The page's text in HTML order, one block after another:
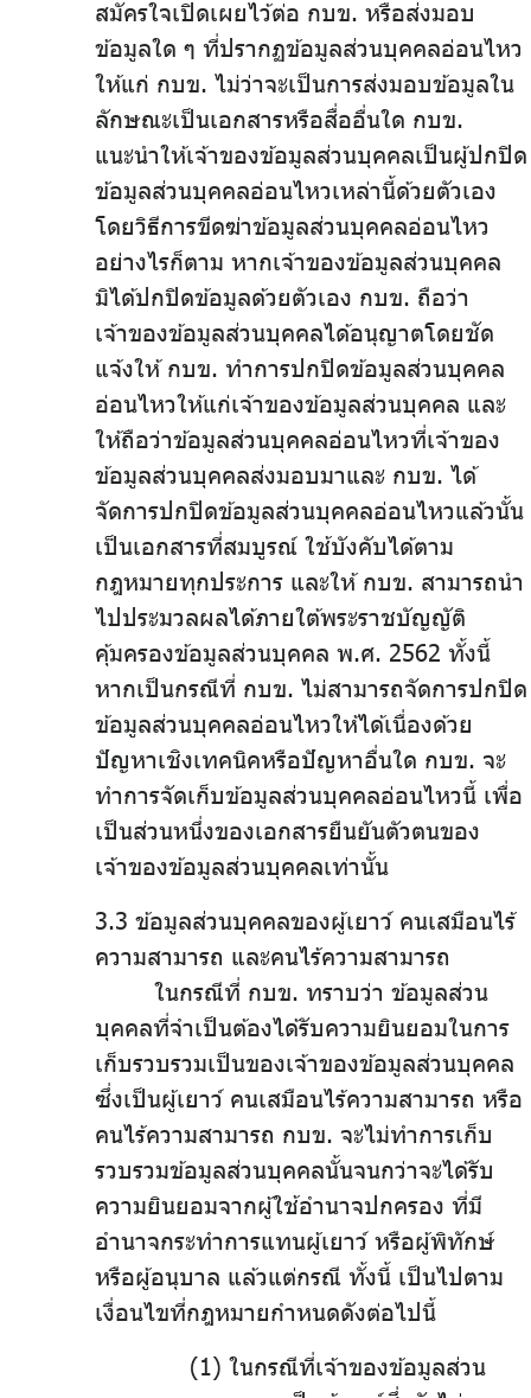
สมัครใจเปิดเผยไว้ต่อ กบข. หรือส่งมอบ
ข้อมูลใด ๆ ที่ปรากฏข้อมูลส่วนบุคคลอ่อนไหว
ให้แก่ กบข. ไม่ว่าจะเป็นการส่งมอบข้อมูลใน
ลักษณะเป็นเอกสารหรือสื่ออื่นใด กบข.
แนะนำให้เจ้าของข้อมูลส่วนบุคคลเป็นผู้ปกปิด
ข้อมูลส่วนบุคคลอ่อนไหวเหล่านี้ด้วยตัวเอง
โดยวิธีการขีดฆ่าข้อมูลส่วนบุคคลอ่อนไหว
อย่างไรก็ตาม หากเจ้าของข้อมูลส่วนบุคคล
มิได้ปกปิดข้อมูลด้วยตัวเอง กบข. ถือว่า
เจ้าของข้อมูลส่วนบุคคลได้อนุญาตโดยชัด
แจ้งให้ กบข. ทำการปกปิดข้อมูลส่วนบุคคล
อ่อนไหวให้แก่เจ้าของข้อมูลส่วนบุคคล และ
ให้ถือว่าข้อมูลส่วนบุคคลอ่อนไหวที่เจ้าของ
ข้อมูลส่วนบุคคลส่งมอบมาและ กบข. ได้
จัดการปกปิดข้อมูลส่วนบุคคลอ่อนไหวแล้วนั้น
เป็นเอกสารที่สมบูรณ์ ใช้บังคับได้ตาม
กฎหมายทุกประการ และให้ กบข. สามารถนำ
ไปประมวลผลได้ภายใต้พระราชบัญญัติ
คุ้มครองข้อมูลส่วนบุคคล พ.ศ. 2562 ทั้งนี้
หากเป็นกรณีที่ กบข. ไม่สามารถจัดการปกปิด
ข้อมูลส่วนบุคคลอ่อนไหวให้ได้เนื่องด้วย
ปัญหาเชิงเทคนิคหรือปัญหาอื่นใด กบข. จะ
ทำการจัดเก็บข้อมูลส่วนบุคคลอ่อนไหวนี้ เพื่อ
เป็นส่วนหนึ่งของเอกสารยืนยันตัวตนของ
เจ้าของข้อมูลส่วนบุคคลเท่านั้น
3.3 ข้อมูลส่วนบุคคลของผู้เยาว์ คนเสมือนไร้
ความสามารถ และคนไร้ความสามารถ
ในกรณีที่ กบข. ทราบว่า ข้อมูลส่วน
บุคคลที่จำเป็นต้องได้รับความยินยอมในการ
เก็บรวบรวมเป็นของเจ้าของข้อมูลส่วนบุคคล
ซึ่งเป็นผู้เยาว์ คนเสมือนไร้ความสามารถ หรือ
คนไร้ความสามารถ กบข. จะไม่ทำการเก็บ
รวบรวมข้อมูลส่วนบุคคลนั้นจนกว่าจะได้รับ
ความยินยอมจากผู้ใช้อำนาจปกครอง ที่มี
อำนาจกระทำการแทนผู้เยาว์ หรือผู้พิทักษ์
หรือผู้อนุบาล แล้วแต่กรณี ทั้งนี้ เป็นไปตาม
เงื่อนไขที่กฎหมายกำหนดดังต่อไปนี้
ในกรณีที่เจ้าของข้อมูลส่วน